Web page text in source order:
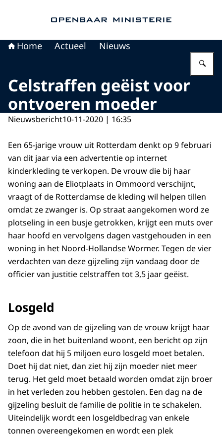
Home Actueel Nieuws
Celstraffen geëist voor
ontvoeren moeder
Nieuwsbericht10-11-2020 | 16:35
Een 65-jarige vrouw uit Rotterdam denkt op 9 februari
van dit jaar via een advertentie op internet
kinderkleding te verkopen. De vrouw die bij haar
woning aan de Eliotplaats in Ommoord verschijnt,
vraagt of de Rotterdamse de kleding wil helpen tillen
omdat ze zwanger is. Op straat aangekomen word ze
plotseling in een busje getrokken, krijgt een muts over
haar hoofd en vervolgens dagen vastgehouden in een
woning in het Noord-Hollandse Wormer. Tegen de vier
verdachten van deze gijzeling zijn vandaag door de
officier van justitie celstraffen tot 3,5 jaar geëist.
Losgeld
Op de avond van de gijzeling van de vrouw krijgt haar
zoon, die in het buitenland woont, een bericht op zijn
telefoon dat hij 5 miljoen euro losgeld moet betalen.
Doet hij dat niet, dan ziet hij zijn moeder niet meer
terug. Het geld moet betaald worden omdat zijn broer
in het verleden zou hebben gestolen. Een dag na de
gijzeling besluit de familie de politie in te schakelen.
Uiteindelijk wordt een losgeldbedrag van enkele
tonnen overeengekomen en wordt een plek